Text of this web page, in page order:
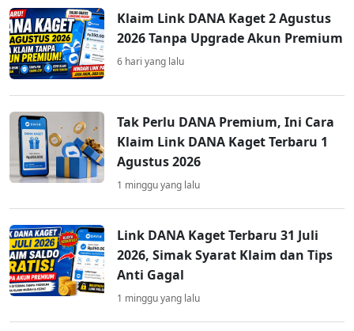
Klaim Link DANA Kaget 2 Agustus
2026 Tanpa Upgrade Akun Premium
6 hari yang lalu
Tak Perlu DANA Premium, Ini Cara
Klaim Link DANA Kaget Terbaru 1
Agustus 2026
1 minggu yang lalu
Link DANA Kaget Terbaru 31 Juli
2026, Simak Syarat Klaim dan Tips
Anti Gagal
1 minggu yang lalu